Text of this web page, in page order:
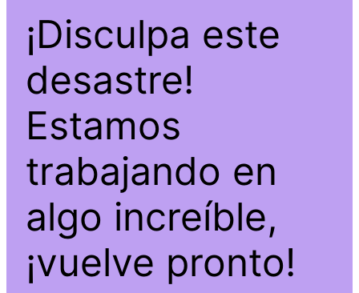
¡Disculpa este
desastre!
Estamos
trabajando en
algo increíble,
¡vuelve pronto!